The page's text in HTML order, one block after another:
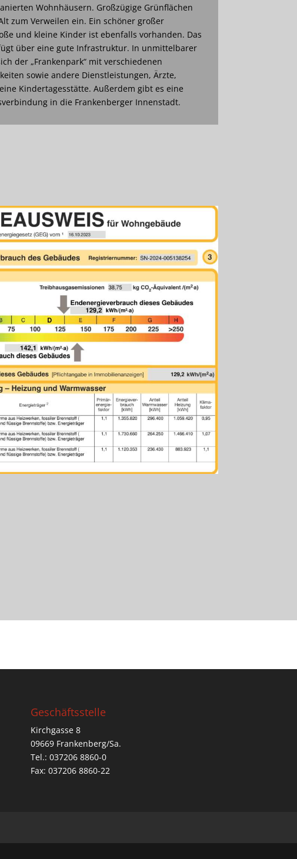
Wohnhäusern. Großzügige Grünflächen
zum Verweilen ein. Ein schöner großer
und kleine Kinder ist ebenfalls vorhanden. Das
über eine gute Infrastruktur. In unmittelbarer
der „Frankenpark“ mit verschiedenen
sowie andere Dienstleistungen, Ärzte,
Kindertagesstätte. Außerdem gibt es eine
in die Frankenberger Innenstadt.
Geschäftsstelle
Kirchgasse 8
09669 Frankenberg/Sa.
Tel.: 037206 8860-0
Fax: 037206 8860-22